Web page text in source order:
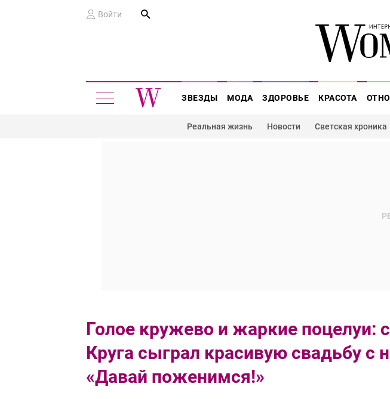
Войти
ЗВЕЗДЫ МОДА ЗДОРОВЬЕ КРАСОТА
Реальная жизнь Новости Светская хроника
Голое кружево и жаркие поцелуи:
Круга сыграл красивую свадьбу с
«Давай поженимся!»